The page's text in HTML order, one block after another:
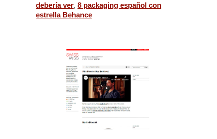
debería ver, 8 packaging español con
estrella Behance